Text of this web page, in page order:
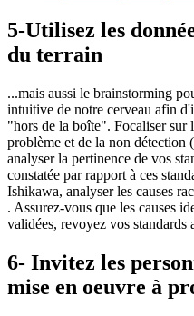
5-Utilisez les
du terrain
...mais aussi le brainstorming
intuitive de notre cerveau afin
"hors de la boîte". Focaliser sur
problème et de la non détection
analyser la pertinence de vos
constatée par rapport à ces
Ishikawa, analyser les causes
. Assurez-vous que les causes
validées, revoyez vos standards
6- Invitez les
mise en oeuvre à